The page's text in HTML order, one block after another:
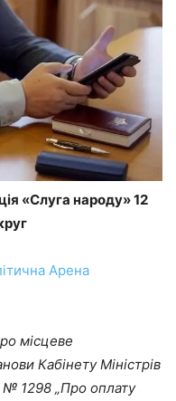
«Слуга народу» 12
Арена
місцеве
Кабінету Міністрів
№ 1298 „Про оплату